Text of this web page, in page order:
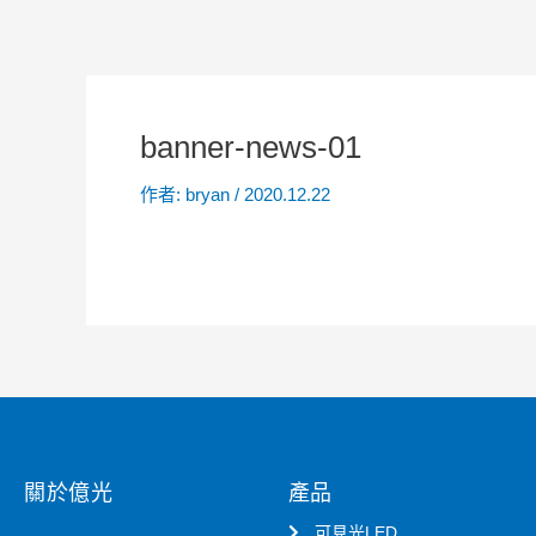
banner-news-01
作者: bryan / 2020.12.22
關於億光 產品